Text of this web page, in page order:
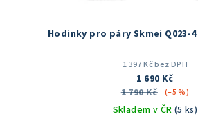
Hodinky pro páry Skmei Q023-4
1 397 Kč bez DPH
1 690 Kč
1 790 Kč (–5 %)
Skladem v ČR (5 ks)